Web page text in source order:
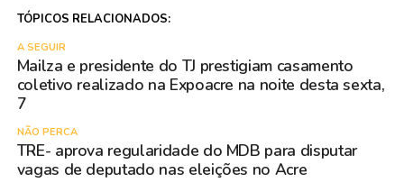
TÓPICOS RELACIONADOS:
A SEGUIR
Mailza e presidente do TJ prestigiam casamento
coletivo realizado na Expoacre na noite desta sexta,
7
NÃO PERCA
TRE- aprova regularidade do MDB para disputar
vagas de deputado nas eleições no Acre